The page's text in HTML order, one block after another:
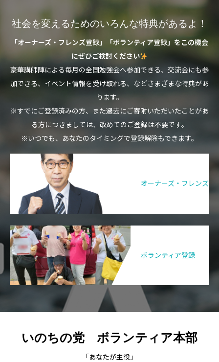
社会を変えるためのいろんな特典があるよ！
「オーナーズ・フレンズ登録」「ボランティア登録」をこの機会
にぜひご検討ください
豪華講師陣による毎月の全国勉強会へ参加できる、交流会にも参
加できる、イベント情報を受け取れる、などさまざまな特典があ
ります。
※すでにご登録済みの方、また過去にご寄附いただいたことがあ
る方につきましては、改めてのご登録は不要です。
※いつでも、あなたのタイミングで登録解除もできます。
オーナーズ・フレンズ
ボランティア登録
いのちの党 ボランティア本部
「あなたが主役」